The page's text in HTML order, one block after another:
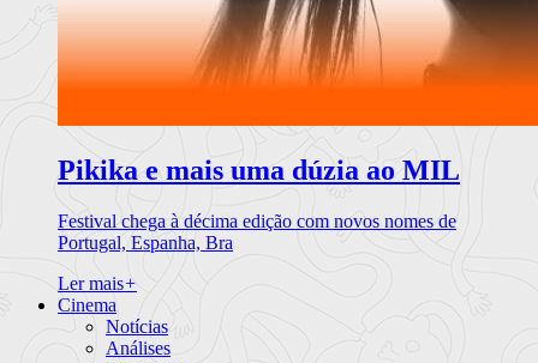
Pikika e mais uma dúzia ao MIL
Festival chega à décima edição com novos nomes de
Portugal, Espanha, Bra
Ler mais+
Cinema
Notícias
Análises